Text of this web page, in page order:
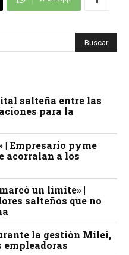
salteña entre las
para la
| Empresario pyme
acorralan a los
un límite» |
salteños que no
la gestión Milei,
empleadoras